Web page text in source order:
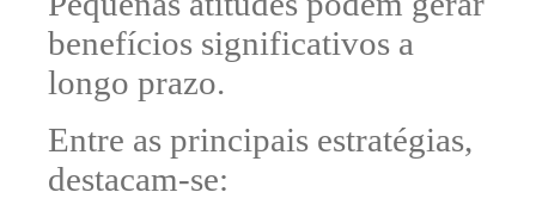
benefícios significativos a
longo prazo.
Entre as principais estratégias,
destacam-se: